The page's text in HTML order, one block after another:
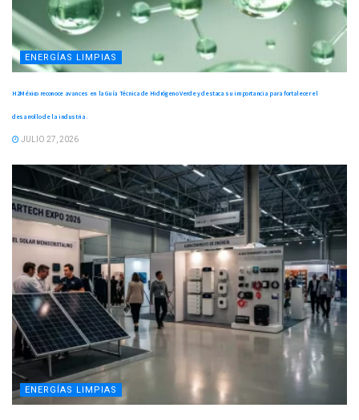
ENERGÍAS LIMPIAS
H2México reconoce avances en la Guía Técnica de Hidrógeno Verde y destaca su importancia para fortalecer el
desarrollo de la industria.
JULIO 27, 2026
ENERGÍAS LIMPIAS